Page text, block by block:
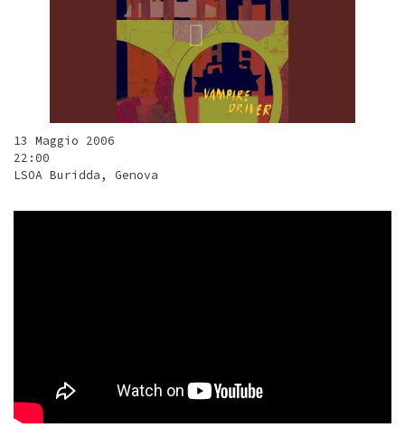
13 Maggio 2006
22:00
LSOA Buridda, Genova